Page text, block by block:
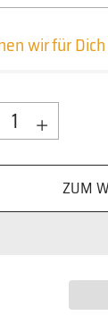
wir für
ZUM